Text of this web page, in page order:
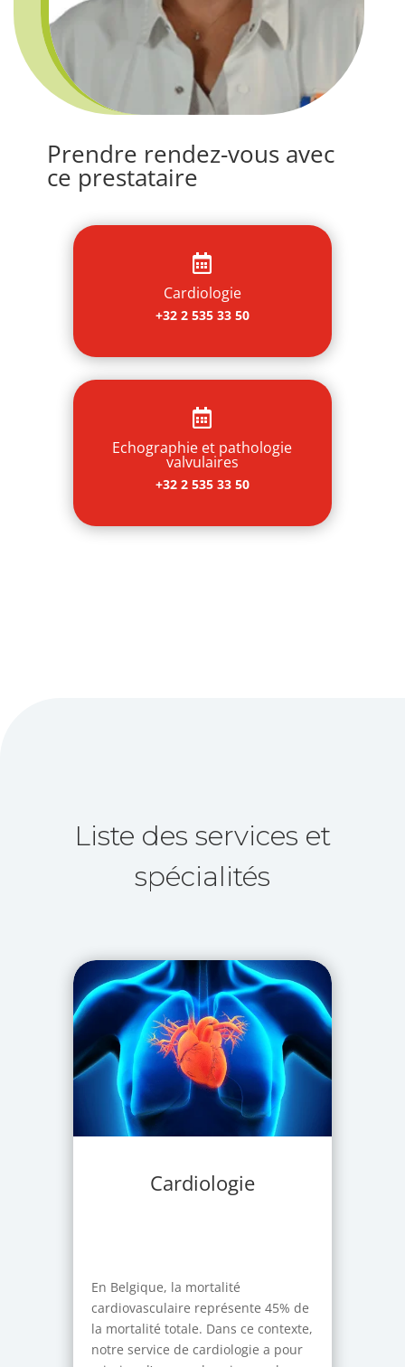
Prendre rendez-vous avec
ce prestataire

Cardiologie
+32 2 535 33 50

Echographie et pathologie
valvulaires
+32 2 535 33 50
Liste des services et
spécialités
Cardiologie
En Belgique, la mortalité
cardiovasculaire représente 45% de
la mortalité totale. Dans ce contexte,
notre service de cardiologie a pour